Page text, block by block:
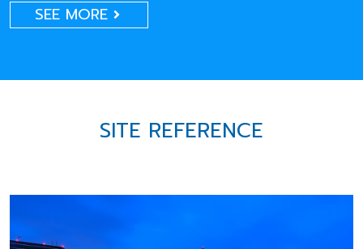
SEE MORE
SITE REFERENCE